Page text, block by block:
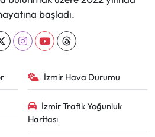
başladı.
İzmir Hava Durumu
İzmir Trafik Yoğunluk
Haritası